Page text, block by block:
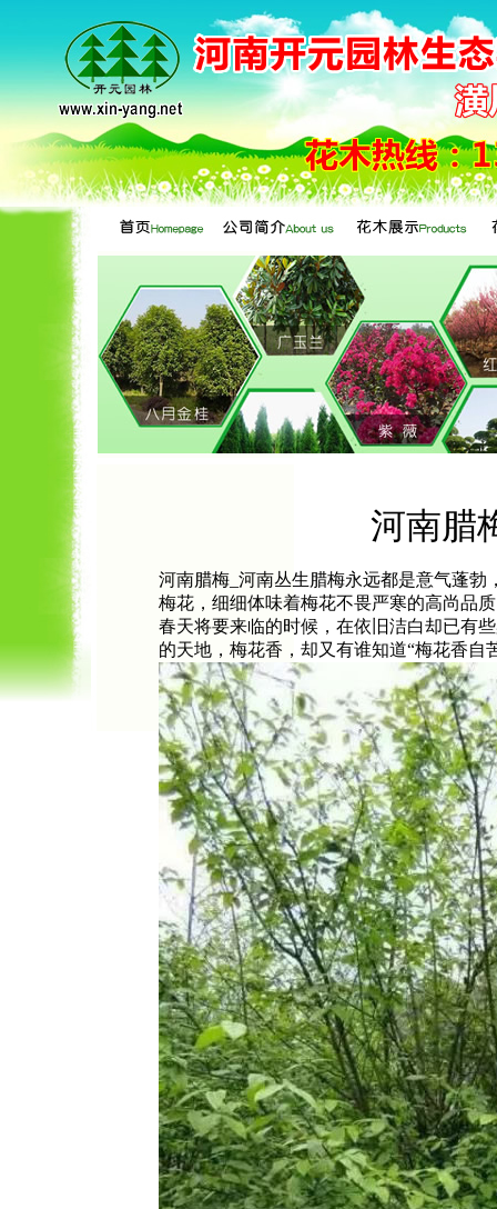
河南腊
河南腊梅_河南丛生腊梅永远都是意气蓬
梅花，细细体味着梅花不畏严寒的高尚品
春天将要来临的时候，在依旧洁白却已有
的天地，梅花香，却又有谁知道“梅花香自